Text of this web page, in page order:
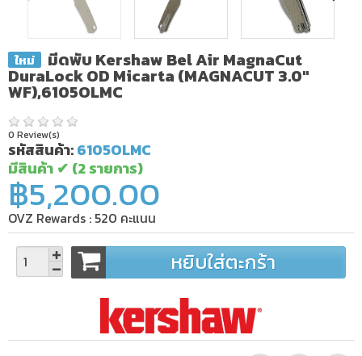
ใหม่ มีดพับ Kershaw Bel Air MagnaCut
DuraLock OD Micarta (MAGNACUT 3.0"
WF),6105OLMC
0 Review(s)
รหัสสินค้า:6105OLMC
มีสินค้า ✔ (2 รายการ)
฿5,200.00
OVZ Rewards : 520 คะแนน
หยิบใส่ตะกร้า